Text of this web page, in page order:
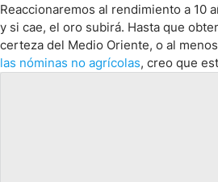
Reaccionaremos al rendimiento a 10
y si cae, el oro subirá. Hasta que
certeza del Medio Oriente, o al
las nóminas no agrícolas, creo que